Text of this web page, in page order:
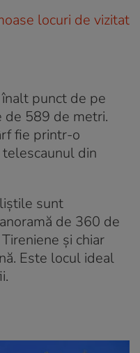
locuri de vizitat
punct de pe
de 589 de metri.
fie printr-o
din
sunt
de 360 de
și chiar
Este locul ideal